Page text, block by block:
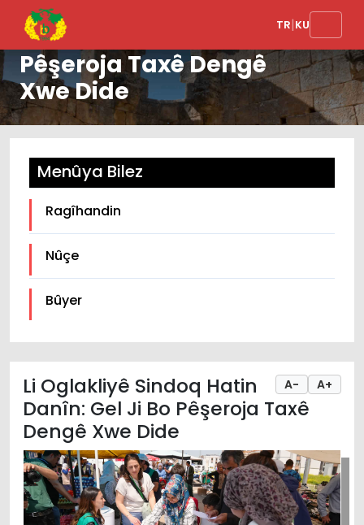
TR|KU
Li Oglakliyê Sindoq
Hatin Danîn: Gel Ji Bo
Pêşeroja Taxê Dengê
Xwe Dide
Menûya Bilez
Ragîhandin
Nûçe
Bûyer
A- A+
Li Oglakliyê Sindoq Hatin
Danîn: Gel Ji Bo Pêşeroja Taxê
Dengê Xwe Dide